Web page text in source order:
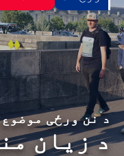
د نن ورځی
د زیان